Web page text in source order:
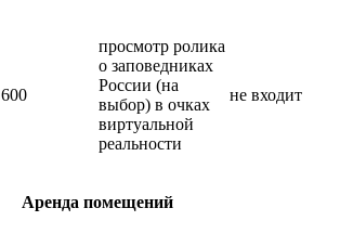
600
просмотр ролика
о заповедниках
России (на
выбор) в очках
виртуальной
реальности
не входит
Аренда помещений